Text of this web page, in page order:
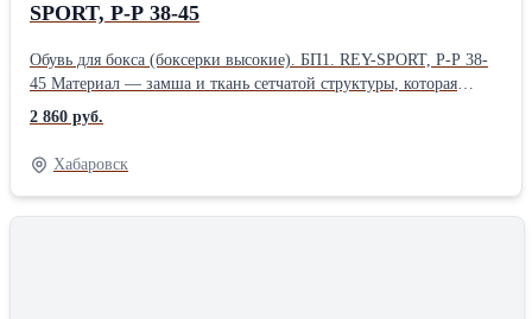
SPORT, Р-Р 38-45
Обувь для бокса (боксерки высокие). БП1. REY-SPORT, Р-Р 38-
45 Материал — замша и ткань сетчатой структуры, которая
обеспечивает превосходную вентиляцию ногам. На голенище
боксерки имеются три вставки из капроновой тесьмы, которые
образуют жесткий контур. Подошва — полиуретан со вставкой
из вспененной резины под пяткой для дополнительной
амортизации. Подошва боксерок приклеена и прошита
2 860 руб.
Хабаровск